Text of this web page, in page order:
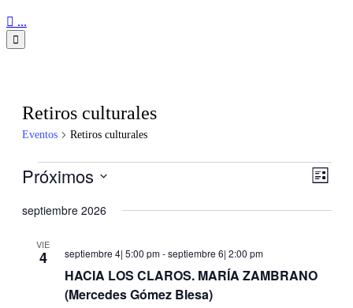
 ...

Retiros culturales
Eventos Retiros culturales
Eventos
vistas
vistas
Lista
Próximos
la
septiembre 2026
VIE
4
HACIA LOS CLAROS. MARÍA ZAMBRANO
(Mercedes Gómez Blesa)
septiembre 4| 5:00 pm-septiembre 6| 2:00 pm